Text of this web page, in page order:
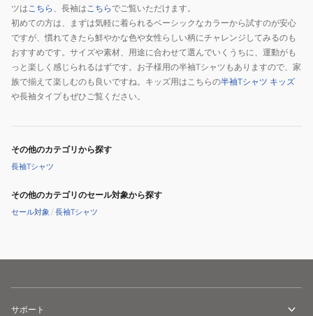
ツはこちら 、長袖はこちらでご覧いただけます。
初めての方は、まずは気軽に着られるベーシックなカラーから試すのが安心
ですが、慣れてきたら鮮やかな色や女性らしい柄にチャレンジしてみるのも
おすすめです。サイズや素材、用途に合わせて選んでいくうちに、運動がも
っと楽しく感じられるはずです。お子様用の半袖Tシャツもありますので、家
族で揃えて楽しむのも良いですね。キッズ用はこちらの半袖Tシャツ キッズ
や長袖タイプもぜひご覧ください。
その他のカテゴリから探す
長袖Tシャツ
その他のカテゴリのセール対象から探す
セール対象 /長袖Tシャツ
サポート